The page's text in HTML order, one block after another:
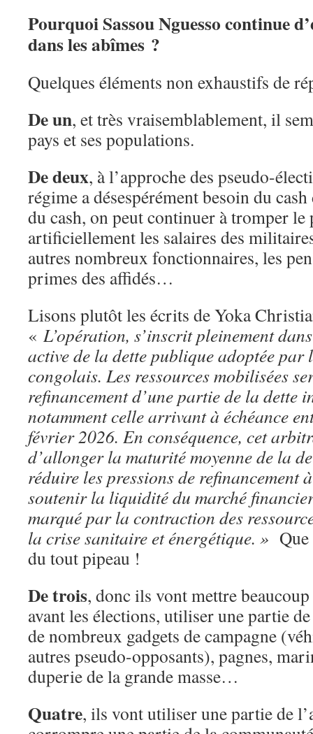
Pourquoi Sassou Nguesso continue
dans les abîmes ?
Quelques éléments non exhaustifs de
De un, et très vraisemblablement, il
pays et ses populations.
De deux, à l’approche des pseudo-
régime a désespérément besoin du cash
du cash, on peut continuer à tromper le
artificiellement les salaires des
autres nombreux fonctionnaires, les
primes des affidés…
Lisons plutôt les écrits de Yoka
« L’opération, s’inscrit pleinement
active de la dette publique adoptée par
congolais. Les ressources mobilisées
refinancement d’une partie de la dette
notamment celle arrivant à échéance
février 2026. En conséquence, cet
d’allonger la maturité moyenne de la
réduire les pressions de refinancement
soutenir la liquidité du marché
marqué par la contraction des
la crise sanitaire et énergétique. » Que
du tout pipeau !
De trois, donc ils vont mettre
avant les élections, utiliser une partie
de nombreux gadgets de campagne
autres pseudo-opposants), pagnes,
duperie de la grande masse…
Quatre, ils vont utiliser une partie de